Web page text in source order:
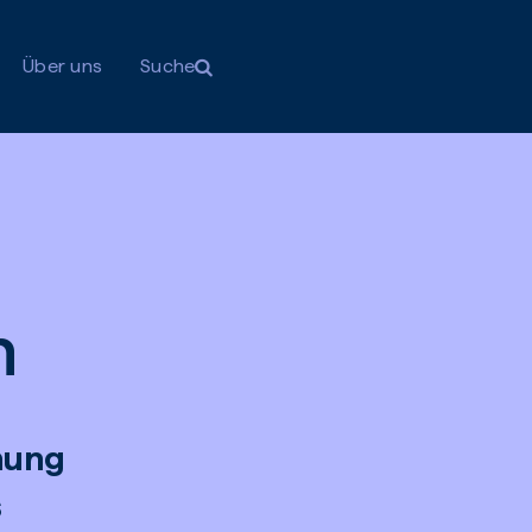
Über uns Suche